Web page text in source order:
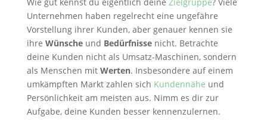
Unternehmen haben regelrecht eine ungefähre
Vorstellung ihrer Kunden, aber genauer kennen sie
ihre Wünscheund Bedürfnisse nicht. Betrachte
deine Kunden nicht als Umsatz-Maschinen, sondern
als Menschen mit Werten. Insbesondere auf einem
umkämpften Markt zahlen sich Kundennähe und
Persönlichkeit am meisten aus. Nimm es dir zur
Aufgabe, deine Kunden besser kennenzulernen.